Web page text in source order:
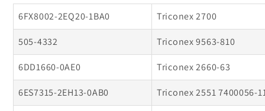
6FX8002-2EQ20-1BA0 Triconex 2700
505-4332 Triconex 9563-810
6DD1660-0AE0 Triconex 2660-63
6ES7315-2EH13-0AB0 Triconex 2551 7400056-